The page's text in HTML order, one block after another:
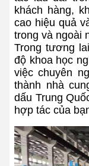
khách hàng,
cao hiệu quả
trong và ngoài
Trong tương
độ khoa học
việc chuyên
thành nhà
dấu Trung
hợp tác của